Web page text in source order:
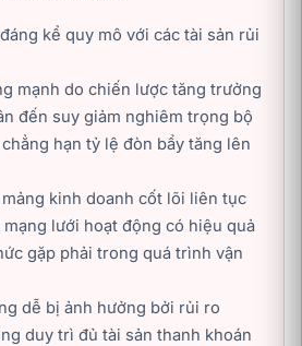
kể quy mô với các tài sản rủi
mạnh do chiến lược tăng trưởng
đến suy giảm nghiêm trọng bộ
hạn tỷ lệ đòn bẩy tăng lên
kinh doanh cốt lõi liên tục
lưới hoạt động có hiệu quả
gặp phải trong quá trình vận
dễ bị ảnh hưởng bởi rủi ro
duy trì đủ tài sản thanh khoán